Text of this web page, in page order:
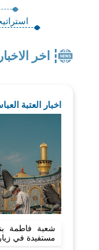
اخر الاخبار
اخبار العتبة
مستفيدة في